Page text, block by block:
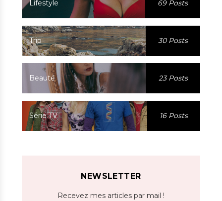
Lifestyle 69 Posts
Trip 30 Posts
Beauté 23 Posts
Série TV 16 Posts
NEWSLETTER
Recevez mes articles par mail !